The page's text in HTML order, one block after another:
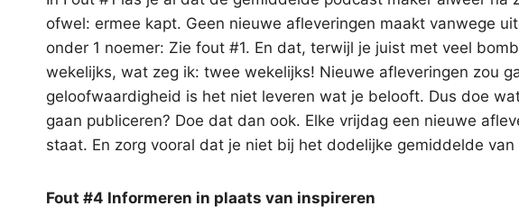
ofwel: ermee kapt. Geen nieuwe afleveringen maakt vanwege
onder 1 noemer: Zie fout #1. En dat, terwijl je juist met veel
wekelijks, wat zeg ik: twee wekelijks! Nieuwe afleveringen zou
geloofwaardigheid is het niet leveren wat je belooft. Dus doe
gaan publiceren? Doe dat dan ook. Elke vrijdag een nieuwe
staat. En zorg vooral dat je niet bij het dodelijke gemiddelde
Fout #4 Informeren in plaats van inspireren